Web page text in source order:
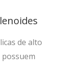
de alto
possuem